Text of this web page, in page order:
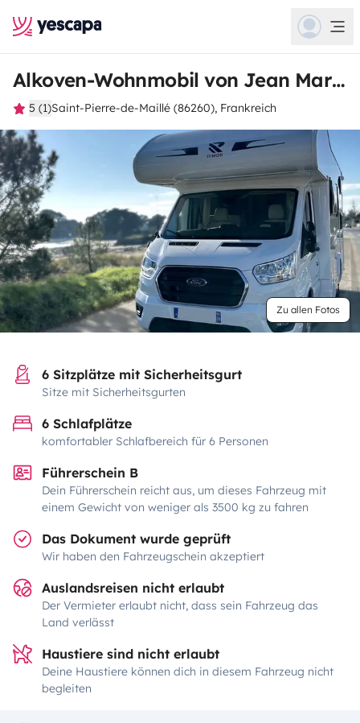
Alkoven-Wohnmobil von Jean Marie
5 (1)Saint-Pierre-de-Maillé (86260), Frankreich
Zu allen Fotos
6 Sitzplätze mit Sicherheitsgurt
Sitze mit Sicherheitsgurten
6 Schlafplätze
komfortabler Schlafbereich für 6 Personen
Führerschein B
Dein Führerschein reicht aus, um dieses Fahrzeug mit
einem Gewicht von weniger als 3500 kg zu fahren
Das Dokument wurde geprüft
Wir haben den Fahrzeugschein akzeptiert
Auslandsreisen nicht erlaubt
Der Vermieter erlaubt nicht, dass sein Fahrzeug das
Land verlässt
Haustiere sind nicht erlaubt
Deine Haustiere können dich in diesem Fahrzeug nicht
begleiten